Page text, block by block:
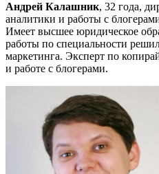
Андрей Калашник, 32 года,
аналитики и работы с
Имеет высшее юридическое
работы по специальности
маркетинга. Эксперт по
и работе с блогерами.